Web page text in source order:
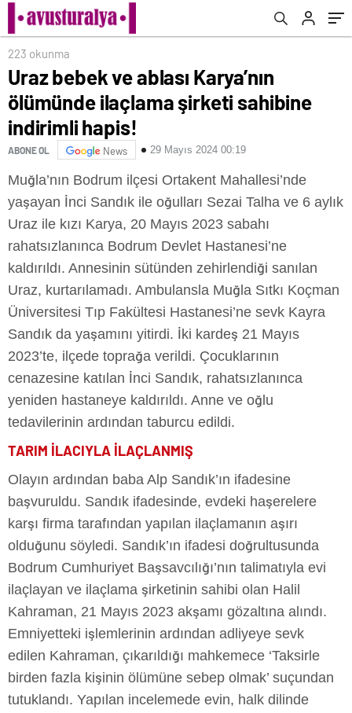
223 okunma
Uraz bebek ve ablası Karya’nın
ölümünde ilaçlama şirketi sahibine
indirimli hapis!
ABONE OL News 29 Mayıs 2024 00:19
Muğla’nın Bodrum ilçesi Ortakent Mahallesi’nde
yaşayan İnci Sandık ile oğulları Sezai Talha ve 6 aylık
Uraz ile kızı Karya, 20 Mayıs 2023 sabahı
rahatsızlanınca Bodrum Devlet Hastanesi’ne
kaldırıldı. Annesinin sütünden zehirlendiği sanılan
Uraz, kurtarılamadı. Ambulansla Muğla Sıtkı Koçman
Üniversitesi Tıp Fakültesi Hastanesi’ne sevk Kayra
Sandık da yaşamını yitirdi. İki kardeş 21 Mayıs
2023’te, ilçede toprağa verildi. Çocuklarının
cenazesine katılan İnci Sandık, rahatsızlanınca
yeniden hastaneye kaldırıldı. Anne ve oğlu
tedavilerinin ardından taburcu edildi.
TARIM İLACIYLA İLAÇLANMIŞ
Olayın ardından baba Alp Sandık’ın ifadesine
başvuruldu. Sandık ifadesinde, evdeki haşerelere
karşı firma tarafından yapılan ilaçlamanın aşırı
olduğunu söyledi. Sandık’ın ifadesi doğrultusunda
Bodrum Cumhuriyet Başsavcılığı’nın talimatıyla evi
ilaçlayan ve ilaçlama şirketinin sahibi olan Halil
Kahraman, 21 Mayıs 2023 akşamı gözaltına alındı.
Emniyetteki işlemlerinin ardından adliyeye sevk
edilen Kahraman, çıkarıldığı mahkemece ‘Taksirle
birden fazla kişinin ölümüne sebep olmak’ suçundan
tutuklandı. Yapılan incelemede evin, halk dilinde